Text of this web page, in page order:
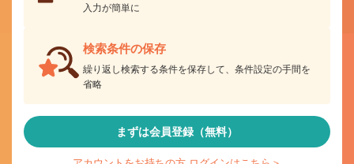
入力が簡単に
検索条件の保存
繰り返し検索する条件を保存して、条件設定の手間を
省略
まずは会員登録（無料）